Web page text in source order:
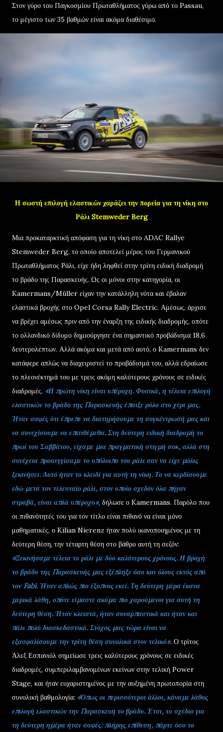
Στον γύρο του Παγκοσμίου Πρωταθλήματος γύρω από το Passau,
το μέγιστο των 35 βαθμών είναι ακόμα διαθέσιμο.
Η σωστή επιλογή ελαστικών χαράζει την πορεία για τη νίκη στο
Ράλι Stemweder Berg
Μια προκαταρκτική απόφαση για τη νίκη στο ADAC Rallye
Stemweder Berg, το οποίο αποτελεί μέρος του Γερμανικού
Πρωταθλήματος Ράλι, είχε ήδη ληφθεί στην τρίτη ειδική διαδρομή
το βράδυ της Παρασκευής. Ως οι μόνοι στην κατηγορία, οι
Kamermans/Müller είχαν την κατάλληλη νότα και έβαλαν
ελαστικά βροχής στο Opel Corsa Rally Electric. Αμέσως, άρχισε
να βρέχει αμέσως πριν από την έναρξη της ειδικής διαδρομής, οπότε
το ολλανδικό δίδυμο δημιούργησε ένα σημαντικό προβάδισμα 18,6
δευτερολέπτων. Αλλά ακόμα και μετά από αυτό, ο Kamermans δεν
κατάφερε απλώς να διαχειριστεί το προβάδισμά του, αλλά εδραίωσε
το πλεονέκτημά του με τρεις ακόμη καλύτερους χρόνους σε ειδικές
διαδρομές. «Η πρώτη νίκη είναι υπέροχη. Φυσικά, η τέλεια επιλογή
ελαστικών το βράδυ της Παρασκευής έπαιξε ρόλο στο χέρι μας.
Ήταν σαφές ότι έπρεπε να διατηρήσουμε τη συγκέντρωσή μας και
να συνεχίσουμε να επιτιθέμεθα. Στη δεύτερη ειδική διαδρομή το
πρωί του Σαββάτου, είχαμε μια πραγματική στιγμή σοκ, αλλά στη
συνέχεια προσεγγίσαμε το υπόλοιπο του ράλι σαν να είχε μόλις
ξεκινήσει. Αυτό ήταν το κλειδί για αυτή τη νίκη. Το να κερδίσουμε
εδώ μετά τον τελευταίο ράλι, στον οποίο σχεδόν όλα πήγαν
στραβά, είναι απλά υπέροχο», δήλωσε ο Kamermans. Παρόλο που
οι πιθανότητές του για τον τίτλο είναι πιθανό να είναι μόνο
μαθηματικές, ο Kilian Nierenz ήταν πολύ ικανοποιημένος με τη
δεύτερη θέση, την τέταρτη θέση στο βάθρο αυτή τη σεζόν:
«Ξεκινήσαμε τέλεια το ράλι με δύο καλύτερους χρόνους. Η βροχή
το βράδυ της Παρασκευής μας εξέπληξε όσο και όλους εκτός από
τον Fabi. Ήταν απλώς πιο έξυπνος εκεί. Τη δεύτερη μέρα έκανα
μερικά λάθη, οπότε είμαστε ακόμα πιο χαρούμενοι για αυτή τη
δεύτερη θέση. Ήταν κλειστά, ήταν συναρπαστικά και ήταν και
πάλι πολύ διασκεδαστικά. Στόχος μας τώρα είναι να
εξασφαλίσουμε την τρίτη θέση συνολικά στον τελικό». Ο τρίτος
Άλεξ Εσπανιόλ σημείωσε τρεις καλύτερους χρόνους σε ειδικές
διαδρομές, συμπεριλαμβανομένων εκείνων στην τελική Power
Stage, και ήταν ευχαριστημένος με την αυξημένη πρωτοπορία στη
συνολική βαθμολογία: «Όπως οι περισσότεροι άλλοι, κάναμε λάθος
επιλογή ελαστικών την Παρασκευή το βράδυ. Έτσι, το σχέδιο για
τη δεύτερη ημέρα ήταν σαφές: πλήρης επίθεση, πάρτε όσο το